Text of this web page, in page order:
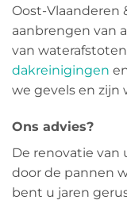
Oost-Vlaanderen
aanbrengen van
van
dakreinigingen
we gevels en zijn
Ons advies?
De renovatie van
door de pannen
bent u jaren